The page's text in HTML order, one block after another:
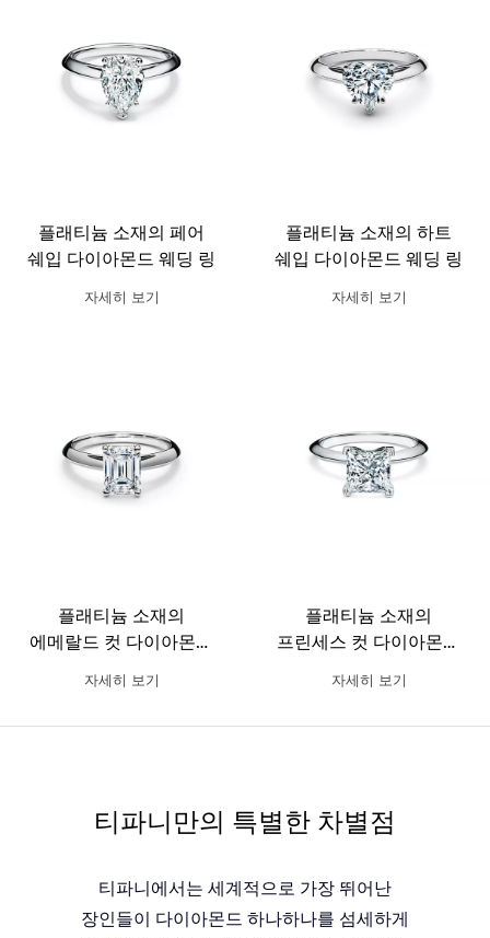
플래티늄 소재의 페어
쉐입 다이아몬드 웨딩 링
자세히 보기
플래티늄 소재의 하트
쉐입 다이아몬드 웨딩 링
자세히 보기
플래티늄 소재의
에메랄드 컷 다이아몬드
웨딩 링
자세히 보기
플래티늄 소재의
프린세스 컷 다이아몬드
웨딩 링
자세히 보기
티파니만의 특별한 차별점
티파니에서는 세계적으로 가장 뛰어난
장인들이 다이아몬드 하나하나를 섬세하게